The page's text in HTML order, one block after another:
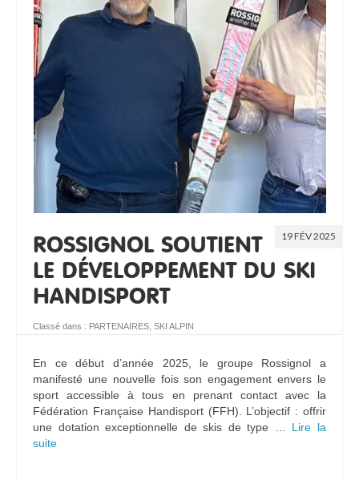
19 FÉV 2025
ROSSIGNOL SOUTIENT
LE DÉVELOPPEMENT DU SKI
HANDISPORT
Classé dans : PARTENAIRES, SKI ALPIN
En ce début d’année 2025, le groupe Rossignol a
manifesté une nouvelle fois son engagement envers le
sport accessible à tous en prenant contact avec la
Fédération Française Handisport (FFH). L’objectif : offrir
une dotation exceptionnelle de skis de type … Lire la
suite­­